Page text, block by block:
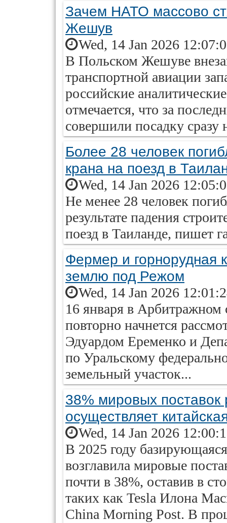
Зачем НАТО массово
Жешув
Wed, 14 Jan 2026
В Польском Жешуве
транспортной авиации
российские
отмечается, что за
совершили посадку сразу
Более 28 человек
крана на поезд в
Wed, 14 Jan 2026
Не менее 28 человек
результате падения
поезд в Таиланде, пишет
Фермер и горнорудная
землю под Режом
Wed, 14 Jan 2026
16 января в Арбитражном
повторно начнется
Эдуардом Еременко и
по Уральскому
земельный участок...
38% мировых поставок
осуществляет
Wed, 14 Jan 2026
В 2025 году
возглавила мировые
почти в 38%, оставив в
таких как Tesla Илона
China Morning Post. В